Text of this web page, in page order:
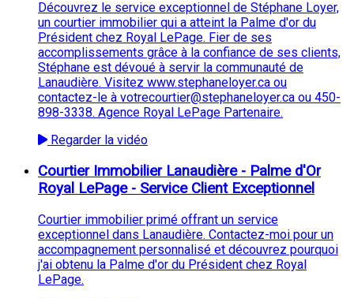
Découvrez le service exceptionnel de Stéphane Loyer,
un courtier immobilier qui a atteint la Palme d'or du
Président chez Royal LePage. Fier de ses
accomplissements grâce à la confiance de ses clients,
Stéphane est dévoué à servir la communauté de
Lanaudière. Visitez www.stephaneloyer.ca ou
contactez-le à votrecourtier@stephaneloyer.ca ou 450-
898-3338. Agence Royal LePage Partenaire.
Regarder la vidéo
Courtier Immobilier Lanaudière - Palme d'Or
Royal LePage - Service Client Exceptionnel
Courtier immobilier primé offrant un service
exceptionnel dans Lanaudière. Contactez-moi pour un
accompagnement personnalisé et découvrez pourquoi
j'ai obtenu la Palme d'or du Président chez Royal
LePage.